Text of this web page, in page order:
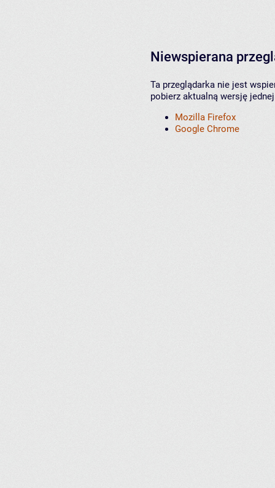
Niewspierana
Ta przeglądarka nie jest
pobierz aktualną wersję
Mozilla Firefox
Google Chrome